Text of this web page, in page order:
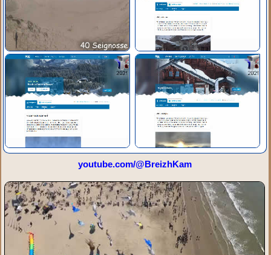
youtube.com/@BreizhKam